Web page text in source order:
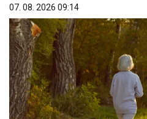
07. 08. 2026 09:14